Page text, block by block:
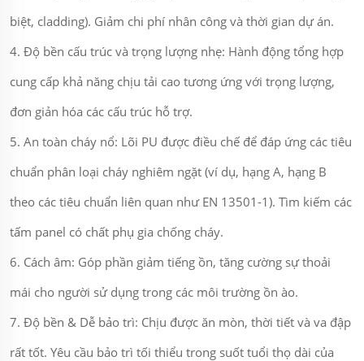
biệt, cladding). Giảm chi phí nhân công và thời gian dự án.
4. Độ bền cấu trúc và trọng lượng nhẹ: Hành động tổng hợp
cung cấp khả năng chịu tải cao tương ứng với trọng lượng,
đơn giản hóa các cấu trúc hỗ trợ.
5. An toàn cháy nổ: Lõi PU được điều chế để đáp ứng các tiêu
chuẩn phân loại cháy nghiêm ngặt (ví dụ, hạng A, hạng B
theo các tiêu chuẩn liên quan như EN 13501-1). Tìm kiếm các
tấm panel có chất phụ gia chống cháy.
6. Cách âm: Góp phần giảm tiếng ồn, tăng cường sự thoải
mái cho người sử dụng trong các môi trường ồn ào.
7. Độ bền & Dễ bảo trì: Chịu được ăn mòn, thời tiết và va đập
rất tốt. Yêu cầu bảo trì tối thiểu trong suốt tuổi thọ dài của